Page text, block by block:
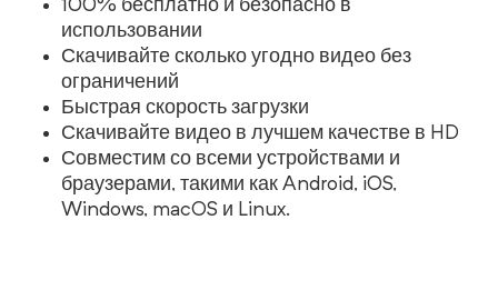
100% бесплатно и безопасно в
использовании
Скачивайте сколько угодно видео без
ограничений
Быстрая скорость загрузки
Скачивайте видео в лучшем качестве в HD
Совместим со всеми устройствами и
браузерами, такими как Android, iOS,
Windows, macOS и Linux.